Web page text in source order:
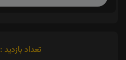
تعداد بازدید : 350